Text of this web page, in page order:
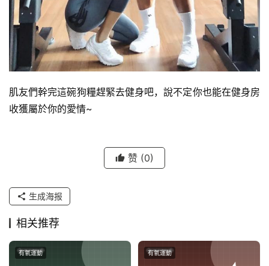
肌友們幹完這碗狗糧趕緊去健身吧，說不定你也能在健身房
收獲屬於你的愛情~
赞 (0)
生成海报
相关推荐
有氧運動 有氧運動